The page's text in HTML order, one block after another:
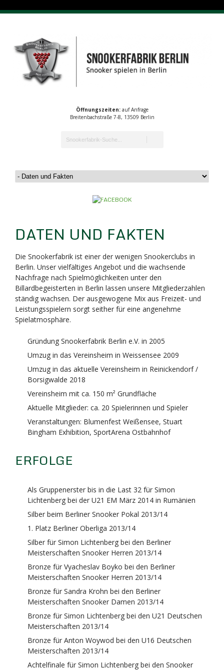
Öffnungszeiten:auf Anfrage
Breitenbachstraße 7-8, 13509 Berlin
DATEN UND FAKTEN
Die Snookerfabrik ist einer der wenigen Snookerclubs in
Berlin. Unser vielfältiges Angebot und die wachsende
Nachfrage nach Spielmöglichkeiten unter den
Billardbegeisterten in Berlin lassen unsere Mitgliederzahlen
ständig wachsen. Der ausgewogene Mix aus Freizeit- und
Leistungsspielern sorgt seither für eine angenehme
Spielatmosphäre.
Gründung Snookerfabrik Berlin e.V. in 2005
Umzug in das Vereinsheim in Weissensee 2009
Umzug in das aktuelle Vereinsheim in Reinickendorf /
Borsigwalde 2018
Vereinsheim mit ca. 150 m² Grundfläche
Aktuelle Mitglieder: ca. 20 Spielerinnen und Spieler
Veranstaltungen: Blumenfest Weißensee, Stuart
Bingham Exhibition, SportArena Ostbahnhof
ERFOLGE
Als Gruppenerster bis in die Last 32 für Simon
Lichtenberg bei der U21 EM März 2014 in Rumänien
Silber beim Berliner Snooker Pokal 2013/14
1. Platz Berliner Oberliga 2013/14
Silber für Simon Lichtenberg bei den Berliner
Meisterschaften Snooker Herren 2013/14
Bronze für Vyacheslav Boyko bei den Berliner
Meisterschaften Snooker Herren 2013/14
Bronze für Sandra Krohn bei den Berliner
Meisterschaften Snooker Damen 2013/14
Bronze für Simon Lichtenberg bei den U21 Deutschen
Meisterschaften 2013/14
Bronze für Anton Woywod bei den U16 Deutschen
Meisterschaften 2013/14
Achtelfinale für Simon Lichtenberg bei den Snooker